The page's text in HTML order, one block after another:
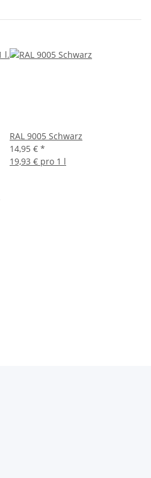
RAL 9005 Schwarz
14,95 € *
19,93 € pro 1 l